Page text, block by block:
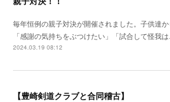
毎年恒例の親子対決が開催されました。子供達か
「感謝の気持ちをぶつけたい」「試合して怪我
2024.03.19 08:12
【豊崎剣道クラブと合同稽古】